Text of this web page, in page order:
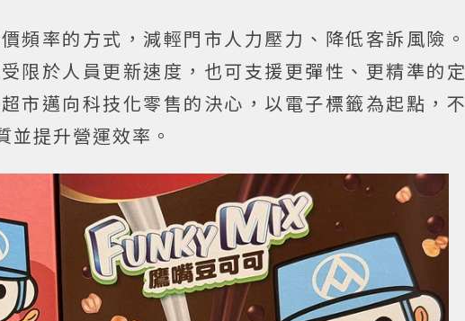
頻率的方式，減輕門市人力壓力、降低客訴風險。
限於人員更新速度，也可支援更彈性、更精準的定
市邁向科技化零售的決心，以電子標籤為起點，不
並提升營運效率。